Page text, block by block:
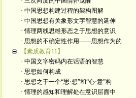
· 中国思想构建过程的架构图解
· 中国思想有关象形文字智慧的延伸
· 情理两线思维形态之于思想的意识
· 思想的不确定性作用——思想作为的
【素质教育11】
· 中国文字密码内在话语的智慧
· 思想如何构成
· 思想之于一个“思·想”和“心·意”构
· 情理的感知和理解处在意识层面中